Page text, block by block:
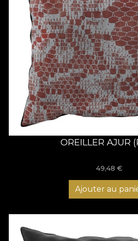
OREILLER AJUR
49,48 €
Ajouter au